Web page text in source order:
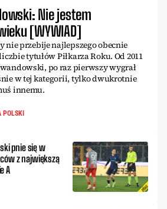
Nie jestem
[WYWIAD]
nie przebije najlepszego obecnie
tytułów Piłkarza Roku. Od 2011
po raz pierwszy wygrał
w tej kategorii, tylko dwukrotnie
innemu.
POLSKI
pnie się w
z największą
A